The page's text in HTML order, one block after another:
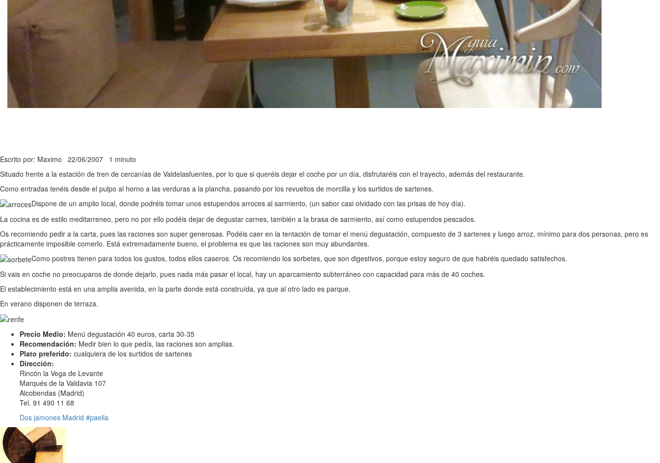
Escrito por: Maximo 22/06/2007 1 minuto
Situado frente a la estación de tren de cercanías de Valdelasfuentes, por lo que si queréis dejar el coche por un día, disfrutaréis con el trayecto, además del restaurante.
Como entradas tenéis desde el pulpo al horno a las verduras a la plancha, pasando por los revueltos de morcilla y los surtidos de sartenes.
Dispone de un amplio local, donde podréis tomar unos estupendos arroces al sarmiento, (un sabor casi olvidado con las prisas de hoy día).
La cocina es de estilo meditarreneo, pero no por ello podéis dejar de degustar carnes, también a la brasa de sarmiento, así como estupendos pescados.
Os recomiendo pedir a la carta, pues las raciones son super generosas. Podéis caer en la tentación de tomar el menú degustación, compuesto de 3 sartenes y luego arroz, mínimo para dos personas, pero es
prácticamente imposible comerlo. Está extremadamente bueno, el problema es que las raciones son muy abundantes.
Como postres tienen para todos los gustos, todos ellos caseros. Os recomiendo los sorbetes, que son digestivos, porque estoy seguro de que habréis quedado satisfechos.
Si vais en coche no preocuparos de donde dejarlo, pues nada más pasar el local, hay un aparcamiento subterráneo con capacidad para más de 40 coches.
El establecimiento está en una amplia avenida, en la parte donde está construída, ya que al otro lado es parque.
En verano disponen de terraza.
Precio Medio: Menú degustación 40 euros, carta 30-35
Recomendación: Medir bien lo que pedís, las raciones son amplias.
Plato preferido: cualquiera de los surtidos de sartenes
Dirección:
Rincón la Vega de Levante
Marqués de la Valdavia 107
Alcobendas (Madrid)
Tel. 91 490 11 68
Dos jamones Madrid #paella